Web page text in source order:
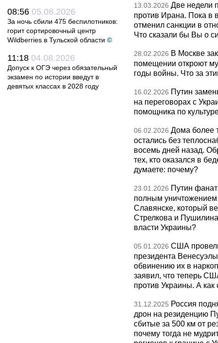
08:56 05.08.2026
За ночь сбили 475 беспилотников:
горит сортировочный центр
Wildberries в Тульской области ©
11:18 04.08.2026
Допуск к ОГЭ через обязательный
экзамен по истории введут в
девятых классах в 2028 году
13.03.2026 Две недели
против Ирана. Пока в
отменил санкции в
Что сказали бы Вы о
28.02.2026 В Москве
помещении откроют
годы войны. Что за
16.02.2026 Путин
на переговорах с
помощника по
06.02.2026 Дома более
остались без
восемь дней назад.
тех, кто оказался в
думаете: почему?
23.01.2026 Путин
полным уничтожением
Славянске, который
Стрелкова и Пушилина
власти Украины?
05.01.2026 США
президента
обвинению их в
заявил, что теперь
против Украины. А как
31.12.2025 Россия
дрон на резиденцию
сбитые за 500 км от
почему тогда не